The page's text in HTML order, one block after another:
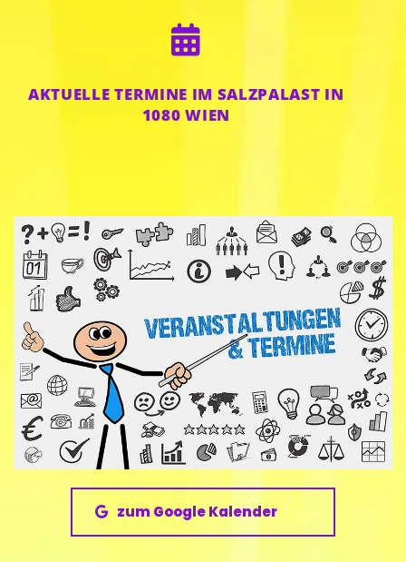

AKTUELLE TERMINE IM SALZPALAST IN
1080 WIEN
zum Google Kalender